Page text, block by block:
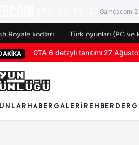
Gamescom
Royale kodları Türk oyunları (PC
San Diego Comic-Con 2026 tüm
HABER GALERI REHBER DERGI